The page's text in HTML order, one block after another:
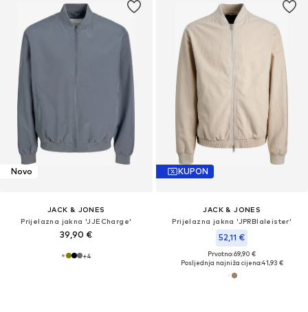
Novo
JACK & JONES
Prijelazna jakna 'JJECharge'
39,90 €
+4
KUPON
JACK & JONES
Prijelazna jakna 'JPRBlaleister'
52,11 €
Prvotno: 69,90 €
Posljednja najniža cijena:41,93 €